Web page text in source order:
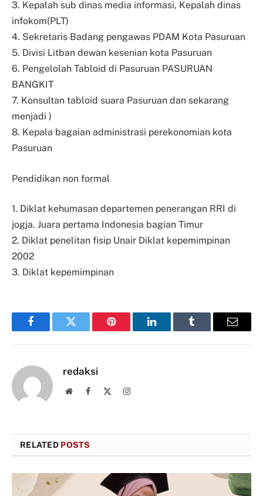
3. Kepalah sub dinas media informasi, Kepalah dinas
infokom(PLT)
4. Sekretaris Badang pengawas PDAM Kota Pasuruan
5. Divisi Litban dewan kesenian kota Pasuruan
6. Pengelolah Tabloid di Pasuruan PASURUAN
BANGKIT
7. Konsultan tabloid suara Pasuruan dan sekarang
menjadi )
8. Kepala bagaian administrasi perekonomian kota
Pasuruan
Pendidikan non formal
1. Diklat kehumasan departemen penerangan RRI di
jogja. Juara pertama Indonesia bagian Timur
2. Diklat penelitan fisip Unair Diklat kepemimpinan
2002
3. Diklat kepemimpinan
FacebookTwitter Pinterest LinkedInTumblr Email
redaksi
WebsiteFacebook Instagram
RELATED POSTS